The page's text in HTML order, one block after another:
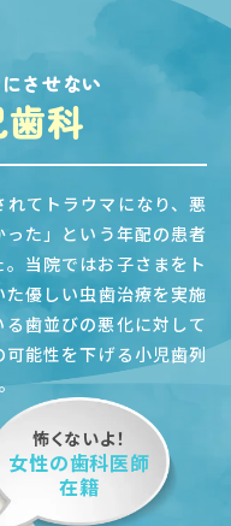
させない
科
れてトラウマになり、悪
た」という年配の患者
当院ではお子さまをト
優しい虫歯治療を実施
歯並びの悪化に対して
能性を下げる小児歯列
怖くないよ！
女性の歯科医師
在籍